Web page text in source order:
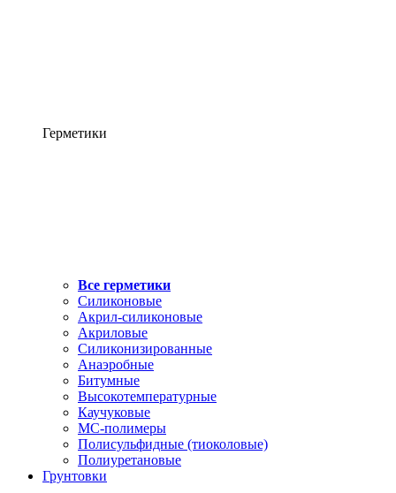
Герметики
Все герметики
Силиконовые
Акрил-силиконовые
Акриловые
Силиконизированные
Анаэробные
Битумные
Высокотемпературные
Каучуковые
МС-полимеры
Полисульфидные (тиоколовые)
Полиуретановые
Грунтовки